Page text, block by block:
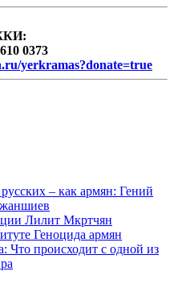
0373
yerkramas?donate=true
– как армян: Гений
Лилит Мкртчян
Геноцида армян
Что происходит с одной из